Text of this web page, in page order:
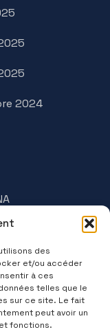
des
et/ou accéder
à ces
telles que le
sur ce site. Le fait
peut avoir un
fonctions.
2024
Réponses